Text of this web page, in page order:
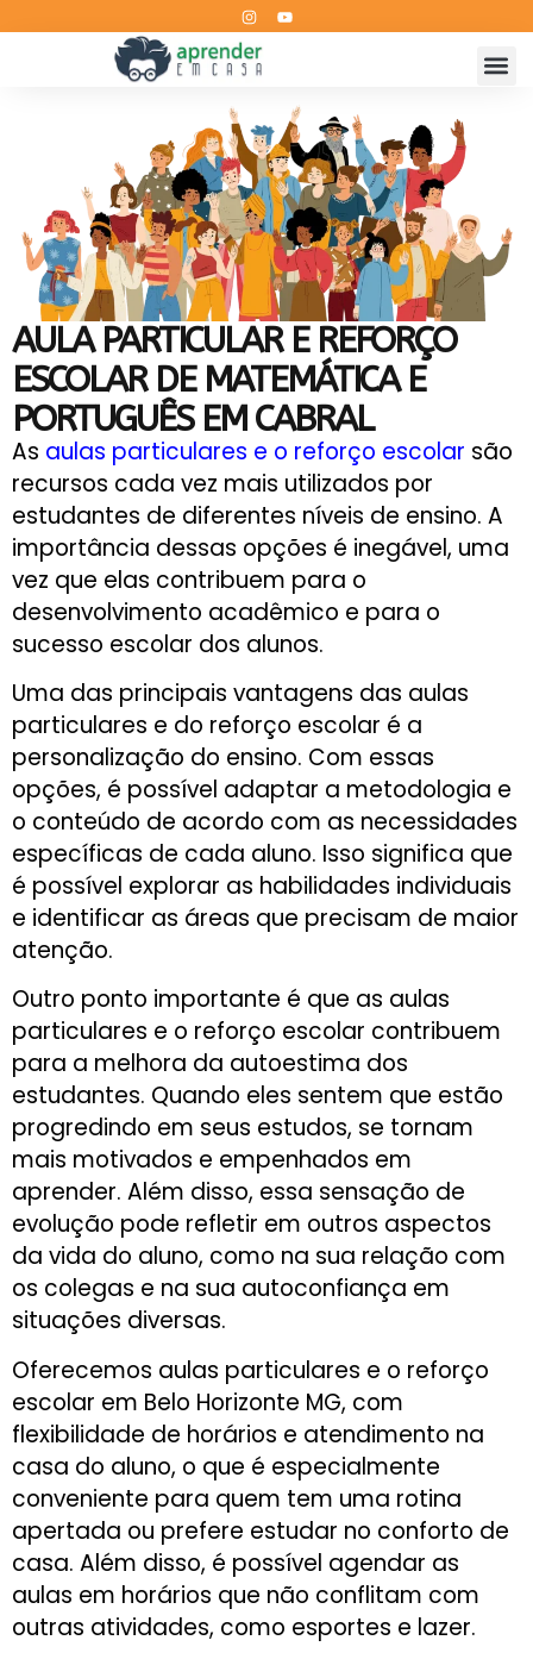
AULA PARTICULAR E REFORÇO
ESCOLAR DE MATEMÁTICA E
PORTUGUÊS EM CABRAL
As aulas particulares e o reforço escolar são
recursos cada vez mais utilizados por
estudantes de diferentes níveis de ensino. A
importância dessas opções é inegável, uma
vez que elas contribuem para o
desenvolvimento acadêmico e para o
sucesso escolar dos alunos.
Uma das principais vantagens das aulas
particulares e do reforço escolar é a
personalização do ensino. Com essas
opções, é possível adaptar a metodologia e
o conteúdo de acordo com as necessidades
específicas de cada aluno. Isso significa que
é possível explorar as habilidades individuais
e identificar as áreas que precisam de maior
atenção.
Outro ponto importante é que as aulas
particulares e o reforço escolar contribuem
para a melhora da autoestima dos
estudantes. Quando eles sentem que estão
progredindo em seus estudos, se tornam
mais motivados e empenhados em
aprender. Além disso, essa sensação de
evolução pode refletir em outros aspectos
da vida do aluno, como na sua relação com
os colegas e na sua autoconfiança em
situações diversas.
Oferecemos aulas particulares e o reforço
escolar em Belo Horizonte MG, com
flexibilidade de horários e atendimento na
casa do aluno, o que é especialmente
conveniente para quem tem uma rotina
apertada ou prefere estudar no conforto de
casa. Além disso, é possível agendar as
aulas em horários que não conflitam com
outras atividades, como esportes e lazer.